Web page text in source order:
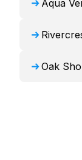
Aqua
Oak